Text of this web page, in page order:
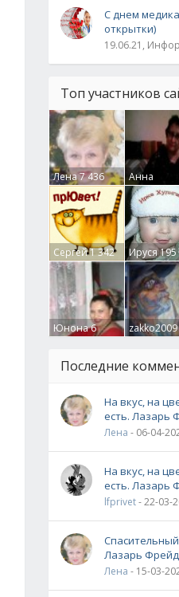
С днем
открытки)
Топ участников
Лена7 436
Анна
Гумлевая
Сергей1 342 Ируся195
Юнона6 zakko2009
Последние
На вкус, на
есть. Лазарь
Лена - 06-04-
На вкус, на
есть. Лазарь
lfprivet- 22-03-
Лазарь
Лена - 15-03-